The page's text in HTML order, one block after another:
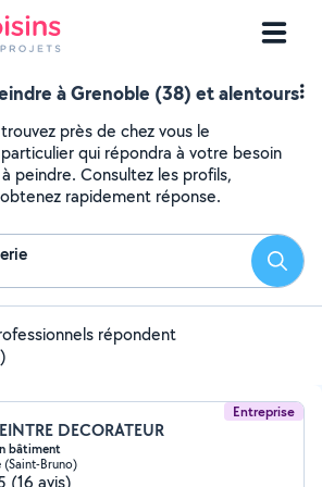
à Grenoble (38) et alentours
près de chez vous le
qui répondra à votre besoin
peindre. Consultez les profils,
rapidement réponse.
répondent
Entreprise
DECORATEUR
bâtiment
Bruno)
(16 avis)